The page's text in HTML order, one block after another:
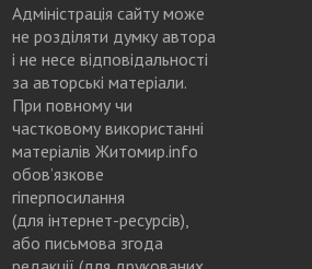
Адміністрація сайту може
не розділяти думку автора
і не несе відповідальності
за авторські матеріали.
При повному чи
частковому використанні
матеріалів Житомир.info
обов’язкове
гіперпосилання
(для інтернет-ресурсів),
або письмова згода